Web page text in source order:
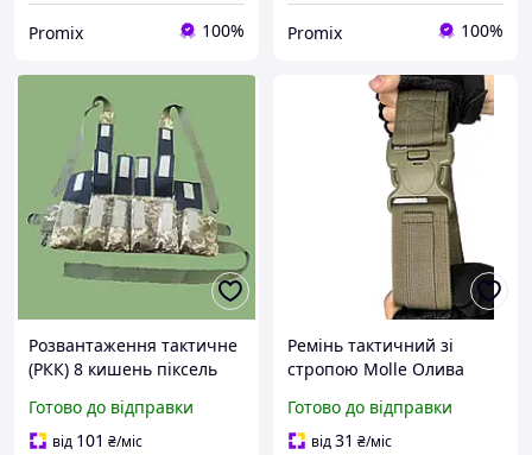
Promix 100% Promix 100%
Розвантаження тактичне
(РКК) 8 кишень піксель
Готово до відправки
від 101 ₴/міс
Ремінь тактичний зі
стропою Molle Олива
SV
Готово до відправки
від31 ₴/міс